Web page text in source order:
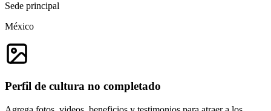
Sede principal
México
Perfil de cultura no completado